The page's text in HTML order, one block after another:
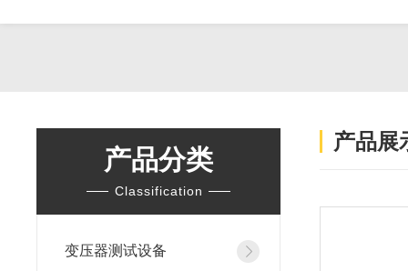
产品分类
Classification
变压器测试设备
产品展